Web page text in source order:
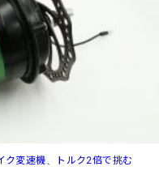
変速機、トルク2倍で挑む